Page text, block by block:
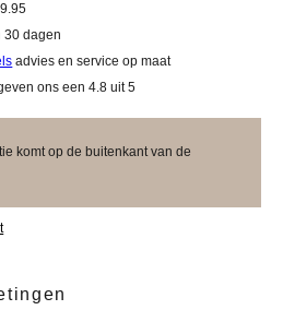
30 dagen
advies en service op maat
ons een 4.8 uit 5
komt op de buitenkant van de